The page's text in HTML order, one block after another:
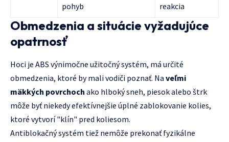
pohyb
reakcia
Obmedzenia a situácie vyžadujúce
opatrnosť
Hoci je ABS výnimočne užitočný systém, má určité
obmedzenia, ktoré by mali vodiči poznať. Na veľmi
mäkkých povrchoch ako hlboký sneh, piesok alebo štrk
môže byť niekedy efektívnejšie úplné zablokovanie kolies,
ktoré vytvorí "klín" pred koliesom.
Antiblokačný systém tiež nemôže prekonať fyzikálne